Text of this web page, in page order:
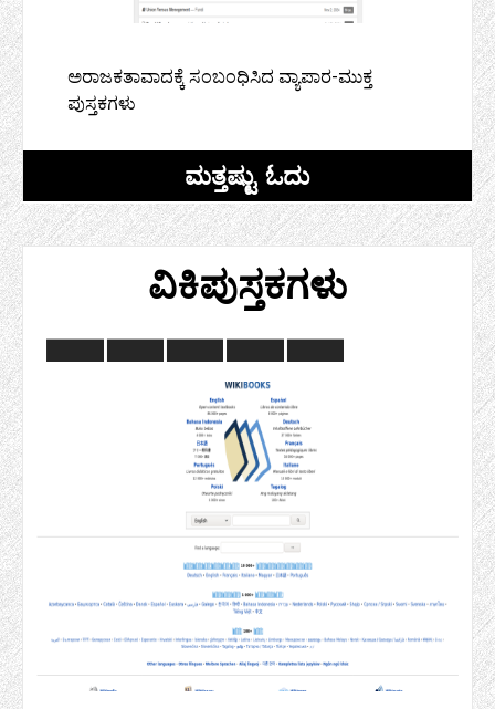
ಅರಾಜಕತಾವಾದಕ್ಕೆ ಸಂಬಂಧಿಸಿದ ವ್ಯಾಪಾರ-ಮುಕ್ತ
ಪುಸ್ತಕಗಳು
ಮತ್ತಷ್ಟು ಓದು
ವಿಕಿಪುಸ್ತಕಗಳು